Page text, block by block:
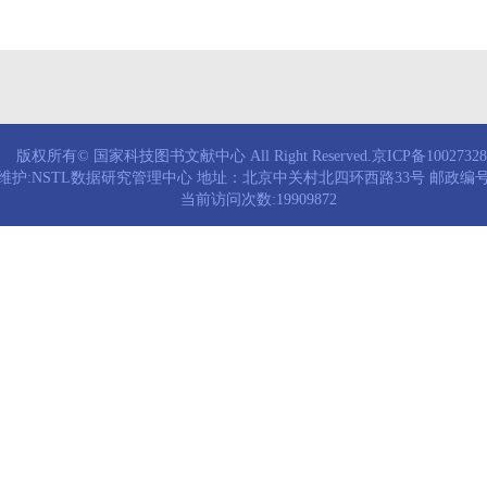
版权所有© 国家科技图书文献中心 All Right Reserved.京ICP备
护:NSTL数据研究管理中心 地址：北京中关村北四环西路33号 邮政编
当前访问次数:19909872